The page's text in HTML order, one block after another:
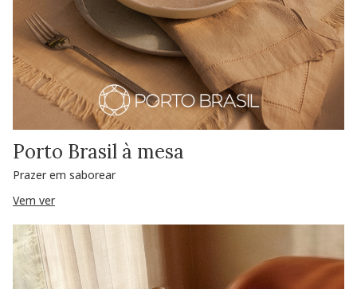
Porto Brasil à mesa
Prazer em saborear
Vem ver